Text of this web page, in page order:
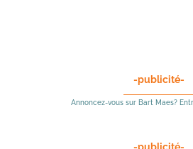
-publicité-
Annoncez-vous sur Bart Maes?